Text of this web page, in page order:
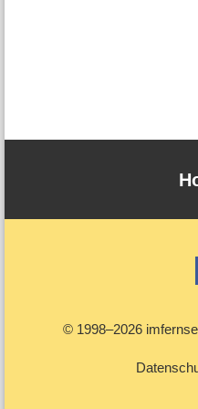
© 1998–2026